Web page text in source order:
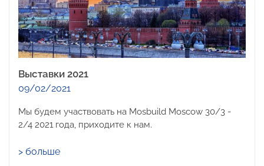
Выставки 2021
09/02/2021
Мы будем участвовать на Mosbuild Moscow 30/3 -
2/4 2021 года, приходите к нам.
> больше